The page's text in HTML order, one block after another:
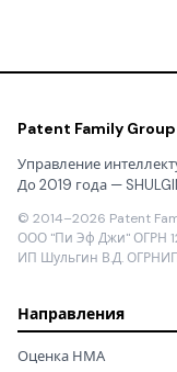
Patent Family Group
Управление
До 2019 года —
© 2014–2026 Patent
ООО "Пи Эф Джи" ОГРН
ИП Шульгин В.Д.
Направления
Оценка НМА